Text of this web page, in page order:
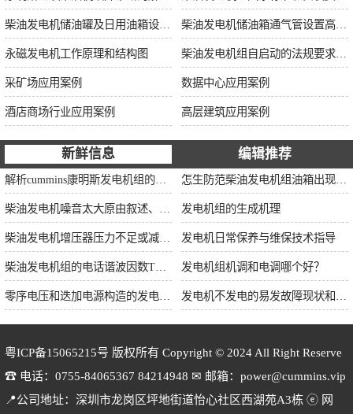
永磁发电机工作原理和结构图
采矿场应用案例 数据中心应用案例
酒店商场行业应用案例 高层建筑应用案例
新鲜信息 编辑推荐
发电机组的生成机理
发电机日常保养与维保技术指导
发电机组机调和电调哪个好？
粤ICP备15065215号 版权所有 Copyright © 2024 All Right Reserve
☎ 电话：0755-84065367 84214948 ✉ 邮箱：power@cummins.vip
📍公司地址：深圳市龙岗区坪地街道怡心社区西湖苑A3栋 ⓔ 网